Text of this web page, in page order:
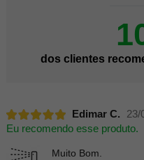
dos clientes
Edimar C.
23/
Eu recomendo esse produto.
Muito Bom.